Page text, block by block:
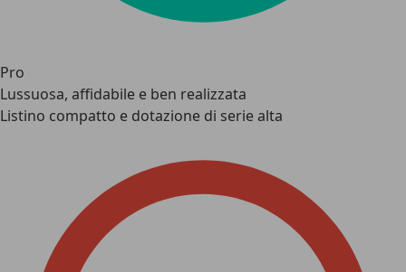
Pro
Lussuosa, affidabile e ben realizzata
Listino compatto e dotazione di serie alta